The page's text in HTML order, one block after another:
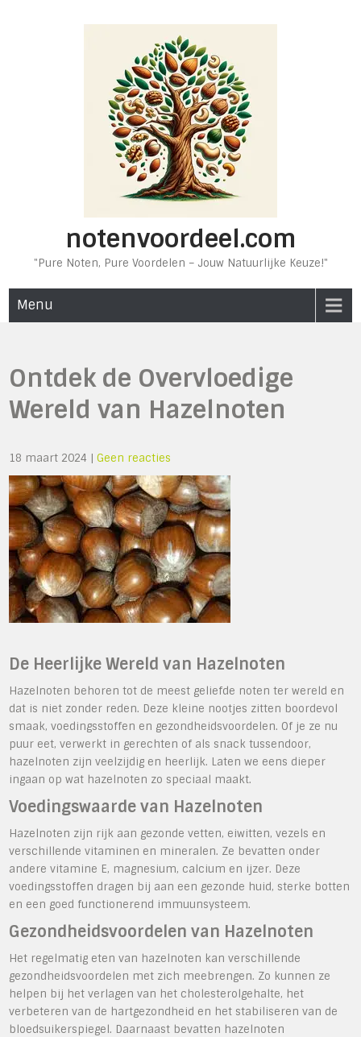
notenvoordeel.com
"Pure Noten, Pure Voordelen – Jouw Natuurlijke Keuze!"
Menu
Ontdek de Overvloedige
Wereld van Hazelnoten
18 maart 2024 |Geen reacties
De Heerlijke Wereld van Hazelnoten
Hazelnoten behoren tot de meest geliefde noten ter wereld en
dat is niet zonder reden. Deze kleine nootjes zitten boordevol
smaak, voedingsstoffen en gezondheidsvoordelen. Of je ze nu
puur eet, verwerkt in gerechten of als snack tussendoor,
hazelnoten zijn veelzijdig en heerlijk. Laten we eens dieper
ingaan op wat hazelnoten zo speciaal maakt.
Voedingswaarde van Hazelnoten
Hazelnoten zijn rijk aan gezonde vetten, eiwitten, vezels en
verschillende vitaminen en mineralen. Ze bevatten onder
andere vitamine E, magnesium, calcium en ijzer. Deze
voedingsstoffen dragen bij aan een gezonde huid, sterke botten
en een goed functionerend immuunsysteem.
Gezondheidsvoordelen van Hazelnoten
Het regelmatig eten van hazelnoten kan verschillende
gezondheidsvoordelen met zich meebrengen. Zo kunnen ze
helpen bij het verlagen van het cholesterolgehalte, het
verbeteren van de hartgezondheid en het stabiliseren van de
bloedsuikerspiegel. Daarnaast bevatten hazelnoten